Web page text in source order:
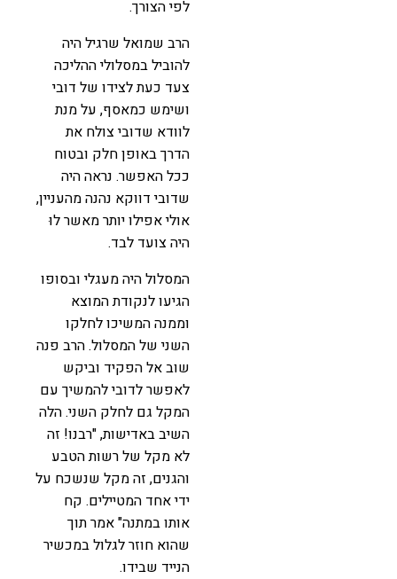
לפי הצורך.
הרב שמואל שרגיל היה
להוביל במסלולי ההליכה
צעד כעת לצידו של דובי
ושימש כמאסף, על מנת
לוודא שדובי צולח את
הדרך באופן חלק ובטוח
ככל האפשר. נראה היה
שדובי דווקא נהנה מהעניין,
אולי אפילו יותר מאשר לוּ
היה צועד לבד.
המסלול היה מעגלי ובסופו
הגיעו לנקודת המוצא
וממנה המשיכו לחלקו
השני של המסלול. הרב פנה
שוב אל הפקיד וביקש
לאפשר לדובי להמשיך עם
המקל גם לחלק השני. הלה
השיב באדישות, "רבנו! זה
לא מקל של רשות הטבע
והגנים, זה מקל שנשכח על
ידי אחד המטיילים. קח
אותו במתנה" אמר תוך
שהוא חוזר לגלול במכשיר
הנייד שבידו.